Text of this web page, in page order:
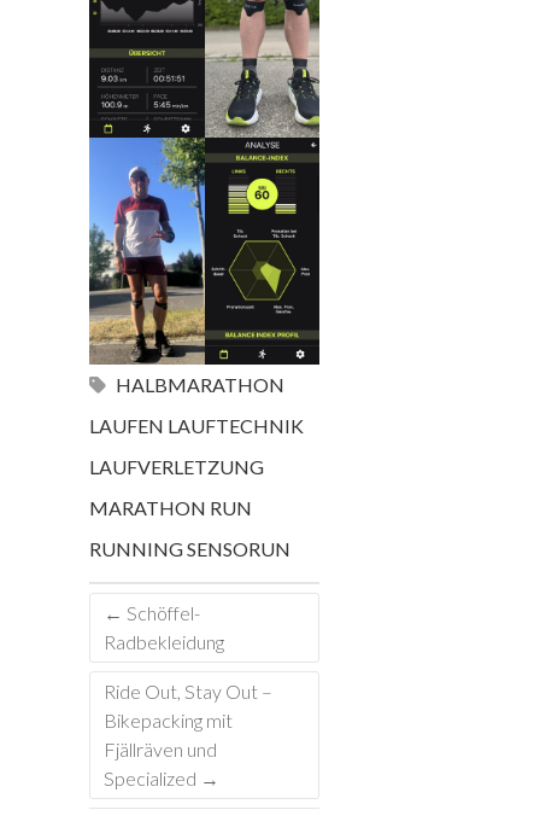
HALBMARATHON
LAUFEN LAUFTECHNIK
LAUFVERLETZUNG
MARATHON RUN
RUNNINGSENSORUN
← Schöffel-
Radbekleidung
Ride Out, Stay Out –
Bikepacking mit
Fjällräven und
Specialized →